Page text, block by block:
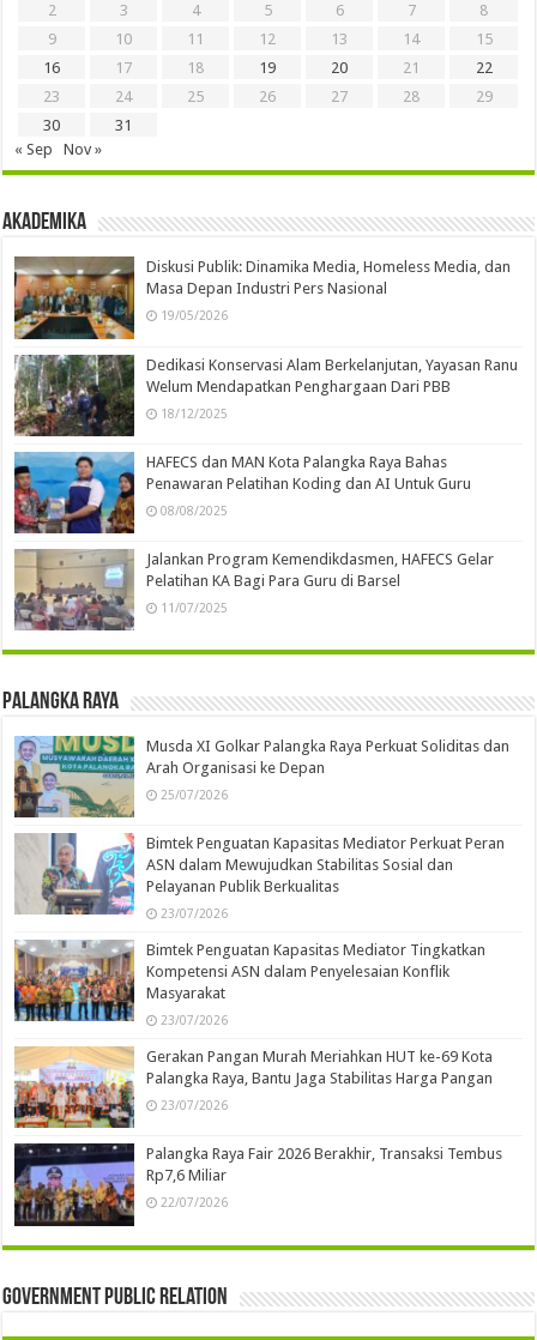
2
3 4 5 6 7
8
9
10 11 12 13 14
15
16
17 18 19 20 21
22
23
24 25 26 27 28
29
30
31
« Sep
Nov »
Akademika
Diskusi Publik: Dinamika Media, Homeless Media, dan
Masa Depan Industri Pers Nasional
19/05/2026
Dedikasi Konservasi Alam Berkelanjutan, Yayasan Ranu
Welum Mendapatkan Penghargaan Dari PBB
18/12/2025
HAFECS dan MAN Kota Palangka Raya Bahas
Penawaran Pelatihan Koding dan AI Untuk Guru
08/08/2025
Jalankan Program Kemendikdasmen, HAFECS Gelar
Pelatihan KA Bagi Para Guru di Barsel
11/07/2025
Palangka Raya
Musda XI Golkar Palangka Raya Perkuat Soliditas dan
Arah Organisasi ke Depan
25/07/2026
Bimtek Penguatan Kapasitas Mediator Perkuat Peran
ASN dalam Mewujudkan Stabilitas Sosial dan
Pelayanan Publik Berkualitas
23/07/2026
Bimtek Penguatan Kapasitas Mediator Tingkatkan
Kompetensi ASN dalam Penyelesaian Konflik
Masyarakat
23/07/2026
Gerakan Pangan Murah Meriahkan HUT ke-69 Kota
Palangka Raya, Bantu Jaga Stabilitas Harga Pangan
23/07/2026
Palangka Raya Fair 2026 Berakhir, Transaksi Tembus
Rp7,6 Miliar
22/07/2026
Government Public Relation